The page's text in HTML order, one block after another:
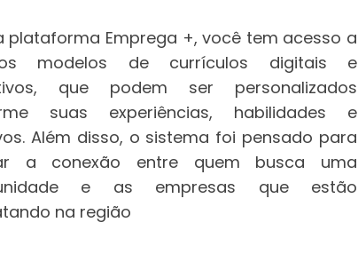
plataforma Emprega +, você tem acesso a
modelos de currículos digitais e
que podem ser personalizados
suas experiências, habilidades e
Além disso, o sistema foi pensado para
a conexão entre quem busca uma
e as empresas que estão
na região